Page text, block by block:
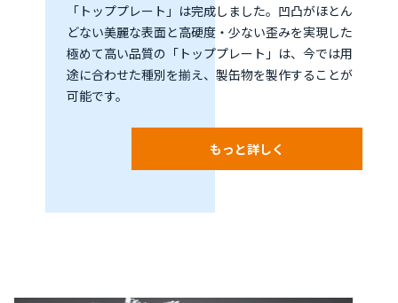
「トッププレート」は完成しました。凹凸がほとん
どない美麗な表面と高硬度・少ない歪みを実現した
極めて高い品質の「トッププレート」は、今では用
途に合わせた種別を揃え、製缶物を製作することが
可能です。
もっと詳しく